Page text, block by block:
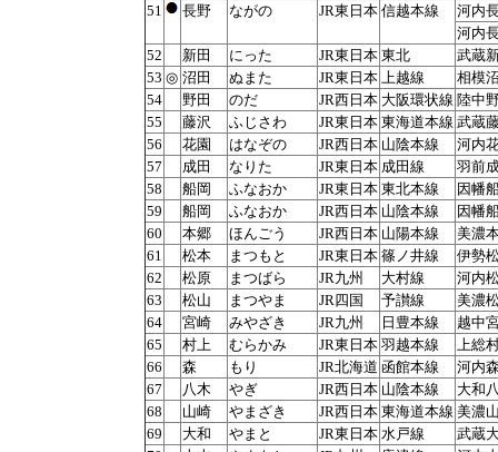
51
長野 ながの JR東日本 信越本線
河内
河内
52
新田 にった JR東日本 東北
武蔵
53 ◎ 沼田 ぬまた JR東日本 上越線
相模
54
野田 のだ JR西日本 大阪環状線 陸中
55
藤沢 ふじさわ JR東日本 東海道本線 武蔵
56
花園 はなぞの JR西日本 山陰本線
河内
57
成田 なりた JR東日本 成田線
羽前
58
船岡 ふなおか JR東日本 東北本線
因幡
59
船岡 ふなおか JR西日本 山陰本線
因幡
60
本郷 ほんごう JR西日本 山陽本線
美濃
61
松本 まつもと JR東日本 篠ノ井線
伊勢
62
松原 まつばら JR九州 大村線
河内
63
松山 まつやま JR四国 予讃線
美濃
64
宮崎 みやざき JR九州 日豊本線
越中
65
村上 むらかみ JR東日本 羽越本線
上総
66
森 もり JR北海道 函館本線
河内
67
八木 やぎ JR西日本 山陰本線
大和
68
山崎 やまざき JR西日本 東海道本線 美濃
69
大和 やまと JR東日本 水戸線
武蔵